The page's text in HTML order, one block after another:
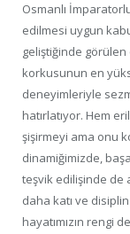
Osmanlı
edilmesi uygun
geliştiğinde
korkusunun en
deneyimleriyle
hatırlatıyor. Hem
şişirmeyi ama onu
dinamiğimizde,
teşvik edilişinde de
daha katı ve
hayatımızın rengi